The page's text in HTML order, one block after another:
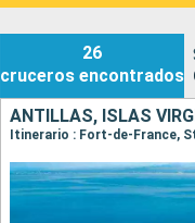
26
cruceros encontrados
ANTILLAS, ISLAS
Itinerario : Fort-de-France,